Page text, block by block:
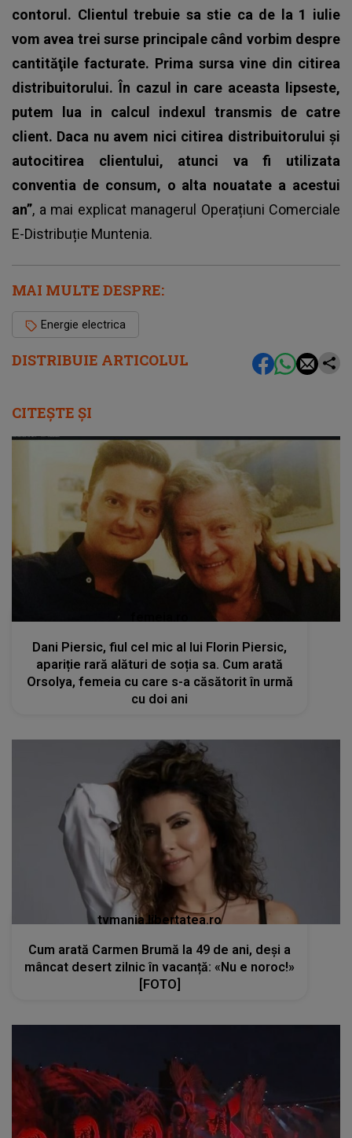
DISTRIBUIE ARTICOLUL
contorul. Clientul trebuie sa stie ca de la 1 iulie
vom avea trei surse principale când vorbim despre
cantităţile facturate. Prima sursa vine din citirea
distribuitorului. În cazul in care aceasta lipseste,
putem lua in calcul indexul transmis de catre
client. Daca nu avem nici citirea distribuitorului şi
autocitirea clientului, atunci va fi utilizata
conventia de consum, o alta nouatate a acestui
an”, a mai explicat managerul Operațiuni Comerciale
E-Distribuție Muntenia.
MAI MULTE DESPRE:
Energie electrica
CITEȘTE ȘI
Dani Piersic, fiul cel mic al lui Florin Piersic,
apariție rară alături de soția sa. Cum arată
Orsolya, femeia cu care s-a căsătorit în urmă
cu doi ani
tvmania.libertatea.ro
Cum arată Carmen Brumă la 49 de ani, deși a
mâncat desert zilnic în vacanță: «Nu e noroc!»
[FOTO]